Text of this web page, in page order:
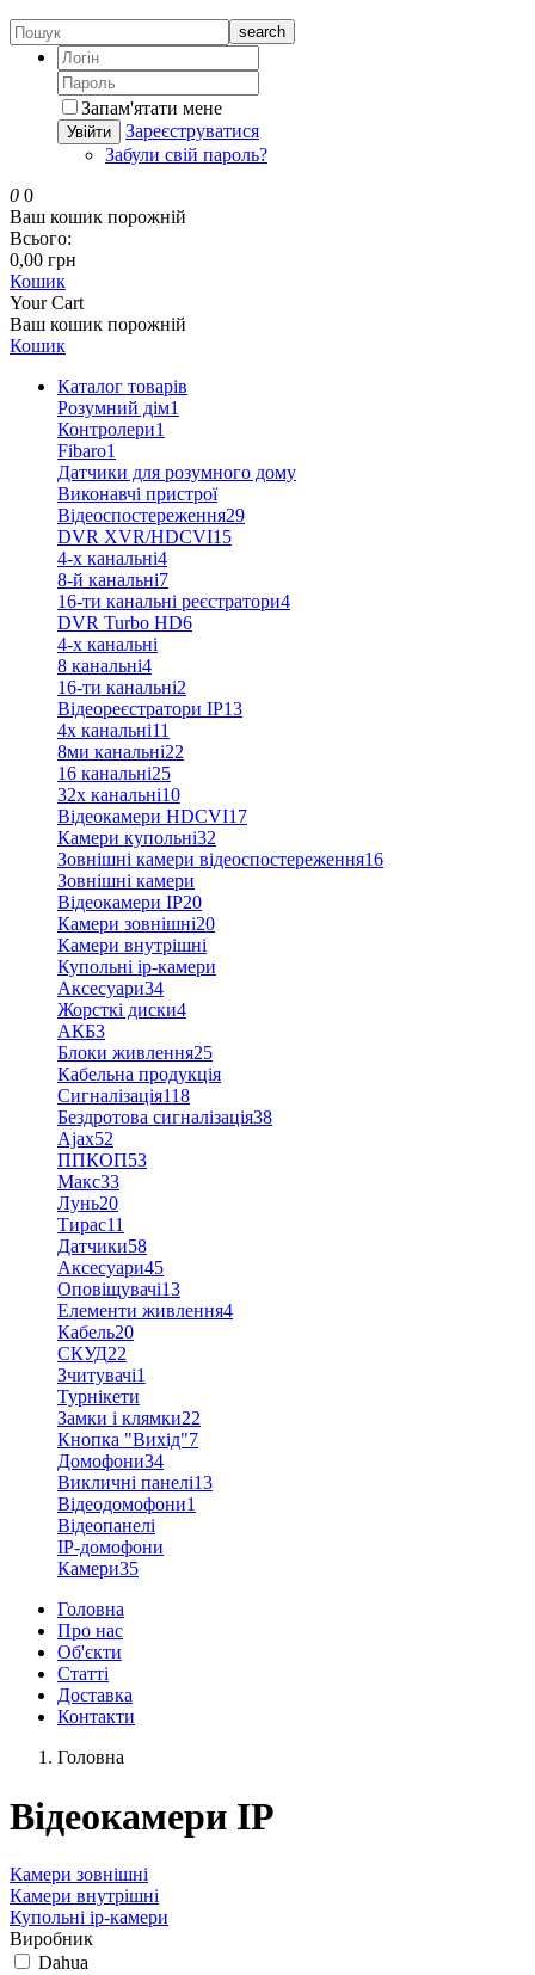
search
Запам'ятати мене
Увійти
Зареєструватися
Забули свій пароль?
0 0
Ваш кошик порожній
Всього:
0,00 грн
Кошик
Your Cart
Ваш кошик порожній
Кошик
Каталог товарів
Розумний дім1
Контролери1
Fibaro1
Датчики для розумного дому
Виконавчі пристрої
Відеоспостереження29
DVR XVR/HDCVI15
4-x канальні4
8-й канальні7
16-ти канальні реєстратори4
DVR Turbo HD6
4-х канальні
8 канальні4
16-ти канальні2
Відеореєстратори IP13
4х канальні11
8ми канальні22
16 канальні25
32x канальні10
Відеокамери HDCVI17
Камери купольні32
Зовнішні камери відеоспостереження16
Зовнішні камери
Відеокамери IP20
Камери зовнішні20
Камери внутрішні
Купольні ip-камери
Аксесуари34
Жорсткі диски4
АКБ3
Блоки живлення25
Кабельна продукція
Сигналізація118
Бездротова сигналізація38
Ajax52
ППКОП53
Макс33
Лунь20
Тирас11
Датчики58
Аксесуари45
Оповіщувачі13
Елементи живлення4
Кабель20
СКУД22
Зчитувачі1
Турнікети
Замки і клямки22
Кнопка "Вихід"7
Домофони34
Викличні панелі13
Відеодомофони1
Відеопанелі
IP-домофони
Камери35
Головна
Про нас
Об'єкти
Статті
Доставка
Контакти
Головна
Відеокамери IP
Камери зовнішні
Камери внутрішні
Купольні ip-камери
Виробник
Dahua